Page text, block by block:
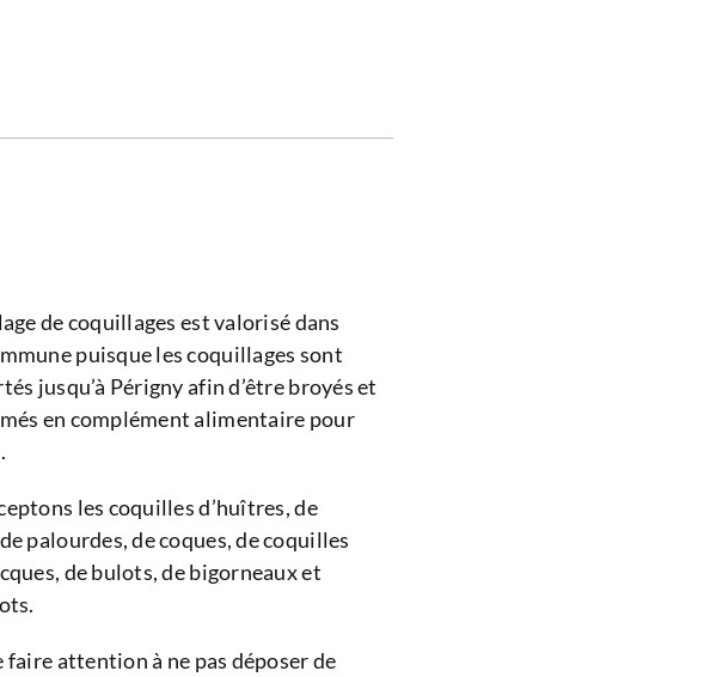
de coquillages est valorisé dans
puisque les coquillages sont
jusqu’à Périgny afin d’être broyés et
en complément alimentaire pour
les coquilles d’huîtres, de
palourdes, de coques, de coquilles
de bulots, de bigorneaux et
faire attention à ne pas déposer de